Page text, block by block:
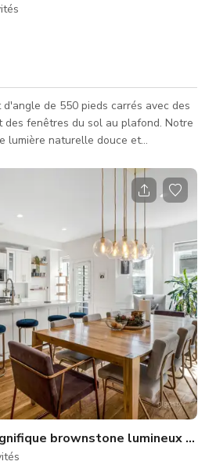
de 550 pieds carrés avec des
des fenêtres du sol au plafond. Notre
lumière naturelle douce et
de métro Morgan L, et des lignes de
brownstone lumineux à